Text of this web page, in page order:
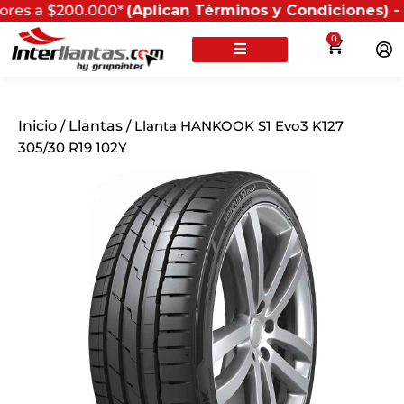
(Aplican Términos y Condiciones) -
0
Inicio / Llantas / Llanta HANKOOK S1 Evo3 K127
305/30 R19 102Y